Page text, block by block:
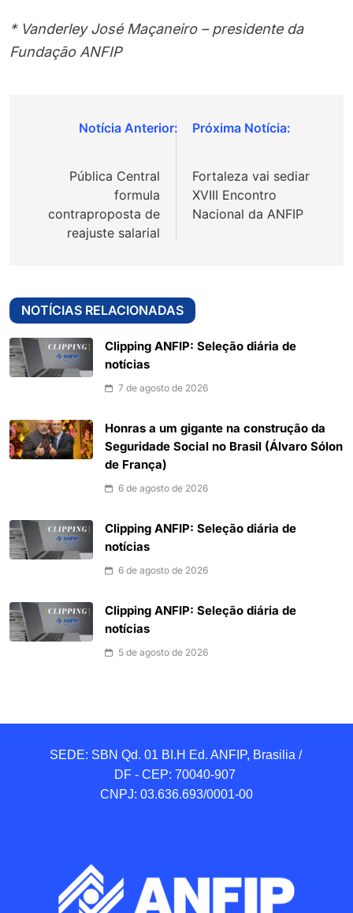
* Vanderley José Maçaneiro – presidente da
Fundação ANFIP
Navegação
Pública Central
formula
contraproposta de
reajuste salarial
Fortaleza vai sediar
XVIII Encontro
Nacional da ANFIP
NOTÍCIAS RELACIONADAS
Clipping ANFIP: Seleção diária de
notícias
7 de agosto de 2026
Honras a um gigante na construção da
Seguridade Social no Brasil (Álvaro Sólon
de França)
6 de agosto de 2026
Clipping ANFIP: Seleção diária de
notícias
6 de agosto de 2026
Clipping ANFIP: Seleção diária de
notícias
5 de agosto de 2026
SEDE: SBN Qd. 01 BI.H Ed. ANFIP, Brasilia /
DF - CEP: 70040-907
CNPJ: 03.636.693/0001-00